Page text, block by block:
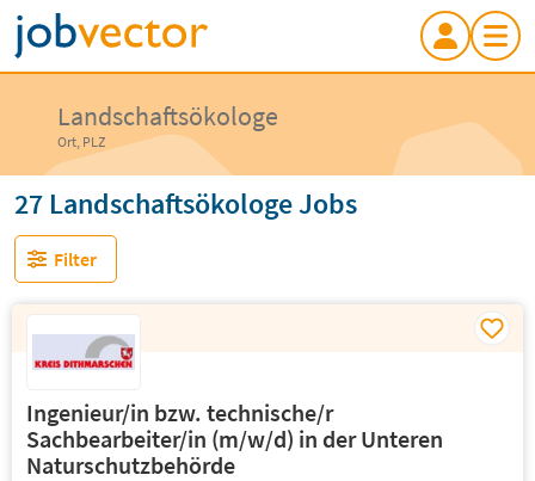
Landschaftsökologe
Ort, PLZ
27 Landschaftsökologe Jobs
Filter
Ingenieur/in bzw. technische/r
Sachbearbeiter/in (m/w/d) in der Unteren
Naturschutzbehörde